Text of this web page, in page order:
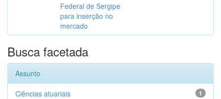
Federal de Sergipe
para inserção no
mercado
Busca facetada
Assunto
1
Ciências atuariais